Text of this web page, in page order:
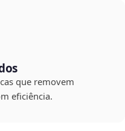
que removem
eficiência.